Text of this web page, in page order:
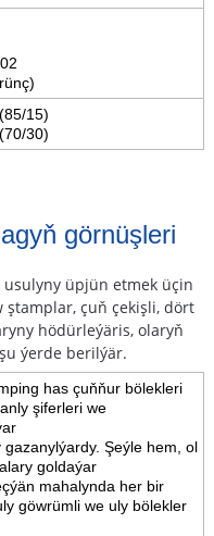
15)
30)
görnüşleri
üpjün etmek üçin
ştamplar, çuň çekişli, dört
hödürleýäris, olaryň
ýerde berilýär.
has çuňňur bölekleri
şiferleri we
Şeýle hem, ol
goldaýar
mahalynda her bir
göwrümli we uly bölekler